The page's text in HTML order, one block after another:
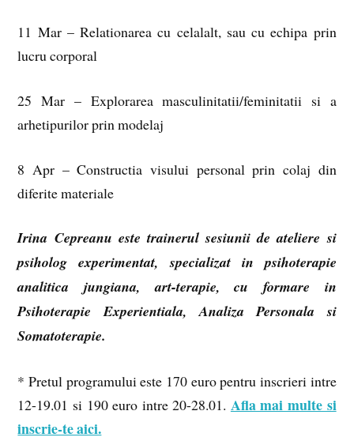
11 Mar – Relationarea cu celalalt, sau cu echipa prin
lucru corporal
25 Mar – Explorarea masculinitatii/feminitatii si a
arhetipurilor prin modelaj
8 Apr – Constructia visului personal prin colaj din
diferite materiale
Irina Cepreanu este trainerul sesiunii de ateliere si
psiholog experimentat, specializat in psihoterapie
analitica jungiana, art-terapie, cu formare in
Psihoterapie Experientiala, Analiza Personala si
Somatoterapie.
* Pretul programului este 170 euro pentru inscrieri intre
12-19.01 si 190 euro intre 20-28.01. Afla mai multe si
inscrie-te aici.